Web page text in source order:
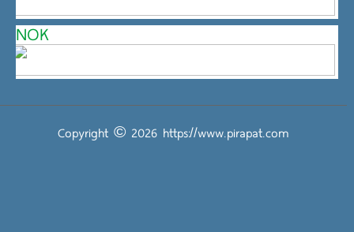
NOK
Copyright © 2026 https://www.pirapat.com